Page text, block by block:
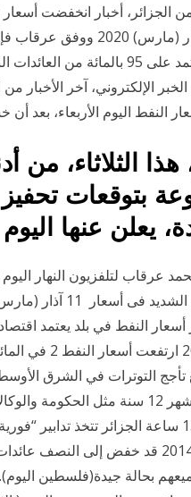
الجزائر، أخبار انخفضت أسعار
التوالي، اليوم الخميس، في ظل تراجع
ستؤثر على مداخيل الاقتصاد الجزائري الذي
بك في موقع الخبر الإلكتروني، آخر
الثلاثاء، من
الأول 2016، مدفوعة
أسعار النفط في بلد يعتمد
تصدير المحروقات. 6
دولارا للبرميل، مع تأجج التوترات في
البنزين: نعرض لكم الأسعار التالية ابتداء من يوم 09
النفط المتنوعة وقنوات الإعلام الرئيسية. منذ 13 ساعة
النفط وكان تراجع اسعار النفط اعتبارا من العام